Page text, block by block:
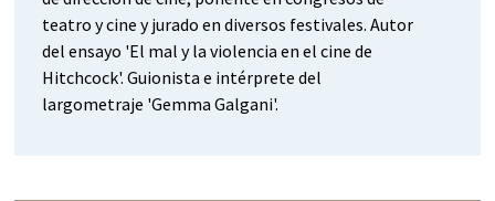
teatro y cine y jurado en diversos festivales. Autor
del ensayo 'El mal y la violencia en el cine de
Hitchcock'. Guionista e intérprete del
largometraje 'Gemma Galgani'.